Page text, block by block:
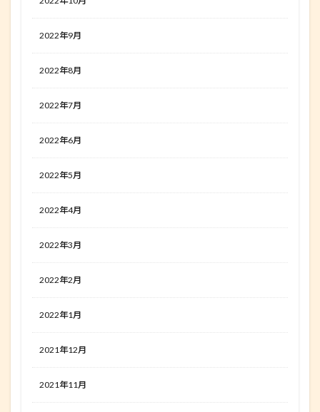
2022年9月
2022年8月
2022年7月
2022年6月
2022年5月
2022年4月
2022年3月
2022年2月
2022年1月
2021年12月
2021年11月